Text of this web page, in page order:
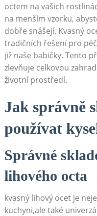
octem na vašich
na⁤ menším vzorku,
dobře ⁢snášejí. Kvasný
tradičních řešení pro
již naše babičky. Tento
zlevňuje celkovou
životní prostředí.
Jak správně
používat
Správné
lihového octa
kvasný lihový ocet je
‌kuchyni,ale také